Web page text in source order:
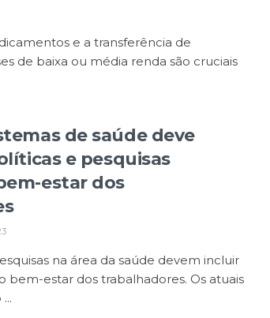
e a transferência de
de baixa ou média renda são cruciais
de saúde deve
e pesquisas
estar dos
na área da saúde devem incluir
bem-estar dos trabalhadores. Os atuais